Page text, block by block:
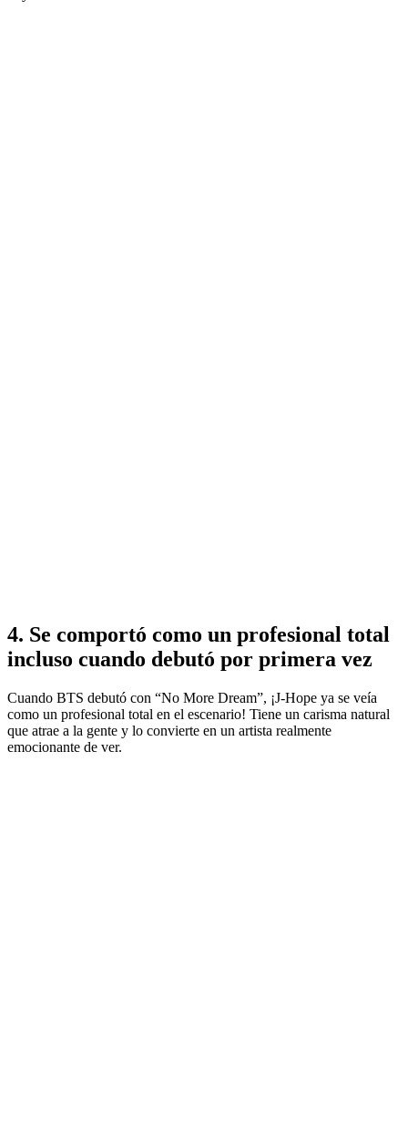
4. Se comportó como un profesional total
incluso cuando debutó por primera vez
Cuando BTS debutó con “No More Dream”, ¡J-Hope ya se veía
como un profesional total en el escenario! Tiene un carisma natural
que atrae a la gente y lo convierte en un artista realmente
emocionante de ver.